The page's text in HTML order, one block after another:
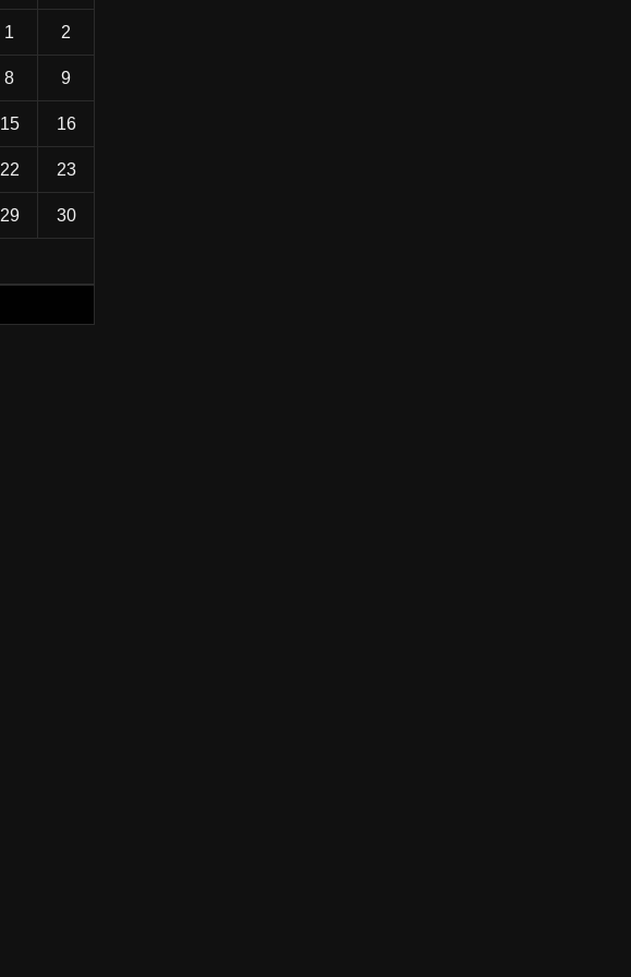
1 2
8 9
15 16
22 23
29 30